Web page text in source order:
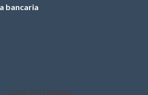
CORREA (TRACTOR)
bancaria